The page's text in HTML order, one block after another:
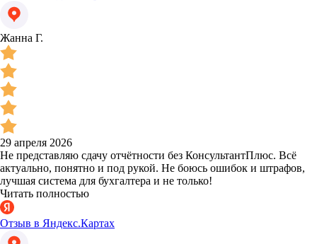
Жанна Г.
29 апреля 2026
Не представляю сдачу отчётности без КонсультантПлюс. Всё
актуально, понятно и под рукой. Не боюсь ошибок и штрафов,
лучшая система для бухгалтера и не только!
Читать полностью
Отзыв в Яндекс.Картах